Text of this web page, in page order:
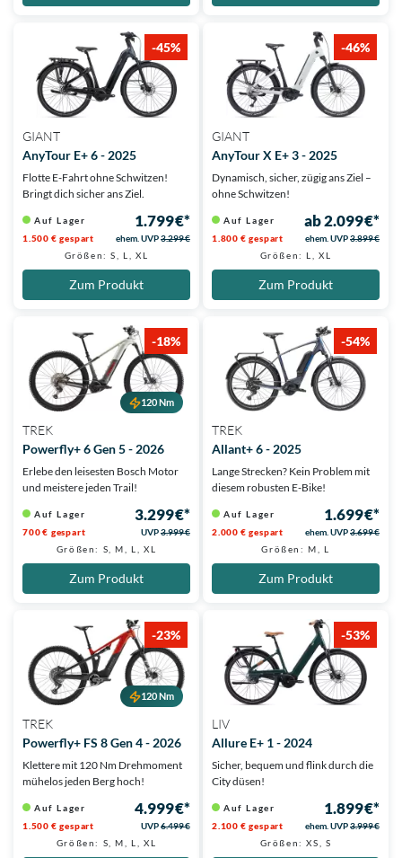
-45%
GIANT
AnyTour E+ 6 - 2025
Flotte E-Fahrt ohne Schwitzen!
Bringt dich sicher ans Ziel.
Auf Lager 1.799 €*
1.500 € gespart ehem. UVP3.299 €
Größen: S, L, XL
Zum Produkt
-46%
GIANT
AnyTour X E+ 3 - 2025
Dynamisch, sicher, zügig ans Ziel –
ohne Schwitzen!
Auf Lager ab 2.099 €*
1.800 € gespart ehem. UVP3.899 €
Größen: L, XL
Zum Produkt
-18%
120 Nm
TREK
Powerfly+ 6 Gen 5 - 2026
Erlebe den leisesten Bosch Motor
und meistere jeden Trail!
Auf Lager 3.299 €*
700 € gespart UVP3.999 €
Größen: S, M, L, XL
Zum Produkt
-54%
TREK
Allant+ 6 - 2025
Lange Strecken? Kein Problem mit
diesem robusten E-Bike!
Auf Lager 1.699 €*
2.000 € gespart ehem. UVP3.699 €
Größen: M, L
Zum Produkt
-23%
120 Nm
TREK
Powerfly+ FS 8 Gen 4 - 2026
Klettere mit 120 Nm Drehmoment
mühelos jeden Berg hoch!
Auf Lager 4.999 €*
1.500 € gespart UVP6.499 €
Größen: S, M, L, XL
-53%
LIV
Allure E+ 1 - 2024
Sicher, bequem und flink durch die
City düsen!
Auf Lager 1.899 €*
2.100 € gespart ehem. UVP3.999 €
Größen: XS, S